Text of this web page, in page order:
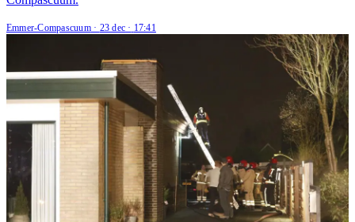
Emmer-Compascuum· 23 dec · 17:41